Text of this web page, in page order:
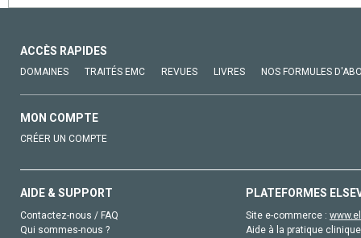
ACCÈS RAPIDES
DOMAINES TRAITÉS EMC REVUES LIVRES NOS FORMULES
MON COMPTE
CRÉER UN COMPTE
AIDE & SUPPORT
Contactez-nous / FAQ
Qui sommes-nous ?
PLATEFORMES
Site e-commerce :
Aide à la pratique